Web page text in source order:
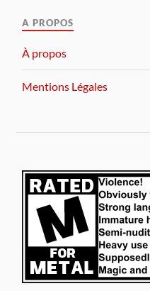
A PROPOS
À propos
Mentions Légales